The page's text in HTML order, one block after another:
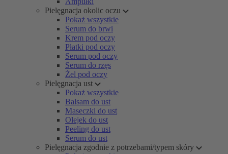
Pielęgnacja okolic oczu
Pokaż wszystkie
Serum do brwi
Krem pod oczy
Płatki pod oczy
Serum pod oczy
Serum do rzęs
Żel pod oczy
Pielęgnacja ust
Pokaż wszystkie
Balsam do ust
Maseczki do ust
Olejek do ust
Peeling do ust
Serum do ust
Pielęgnacja zgodnie z potrzebami/typem skóry